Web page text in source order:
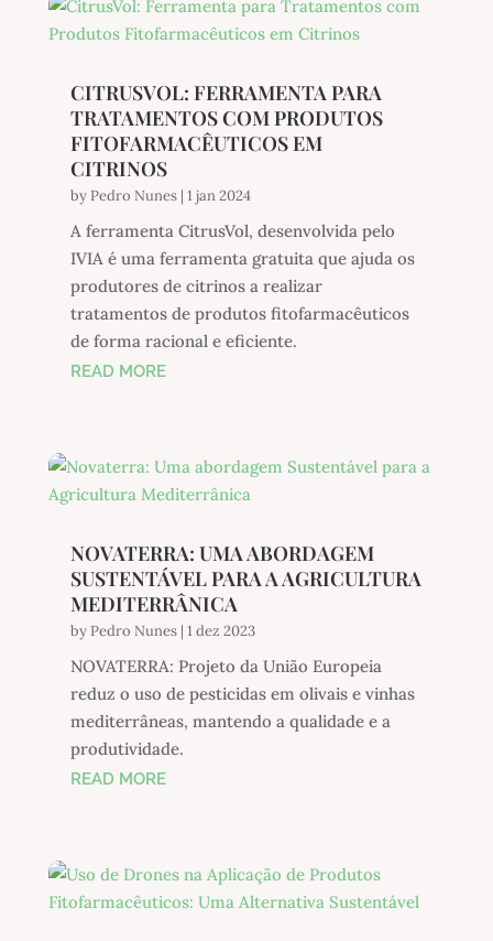
CITRUSVOL: FERRAMENTA PARA
TRATAMENTOS COM PRODUTOS
FITOFARMACÊUTICOS EM
CITRINOS
by Pedro Nunes| 1 jan 2024
A ferramenta CitrusVol, desenvolvida pelo
IVIA é uma ferramenta gratuita que ajuda os
produtores de citrinos a realizar
tratamentos de produtos fitofarmacêuticos
de forma racional e eficiente.
READ MORE
NOVATERRA: UMA ABORDAGEM
SUSTENTÁVEL PARA A AGRICULTURA
MEDITERRÂNICA
by Pedro Nunes| 1 dez 2023
NOVATERRA: Projeto da União Europeia
reduz o uso de pesticidas em olivais e vinhas
mediterrâneas, mantendo a qualidade e a
produtividade.
READ MORE